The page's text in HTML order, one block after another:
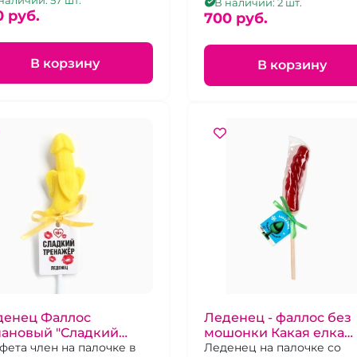
pуб.
В корзину
700 pуб.
В корзину
Фаллос
"Сладкий
член на палочке в
Леденец - фаллос без
мошонки Какая елка
такой и подарок"
Леденец на палочке со